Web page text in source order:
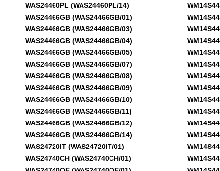
WAS24460PL (WAS24460PL/14)
WAS24466GB (WAS24466GB/01)
WAS24466GB (WAS24466GB/03)
WAS24466GB (WAS24466GB/04)
WAS24466GB (WAS24466GB/05)
WAS24466GB (WAS24466GB/07)
WAS24466GB (WAS24466GB/08)
WAS24466GB (WAS24466GB/09)
WAS24466GB (WAS24466GB/10)
WAS24466GB (WAS24466GB/11)
WAS24466GB (WAS24466GB/12)
WAS24466GB (WAS24466GB/14)
WAS24720IT (WAS24720IT/01)
WAS24740CH (WAS24740CH/01)